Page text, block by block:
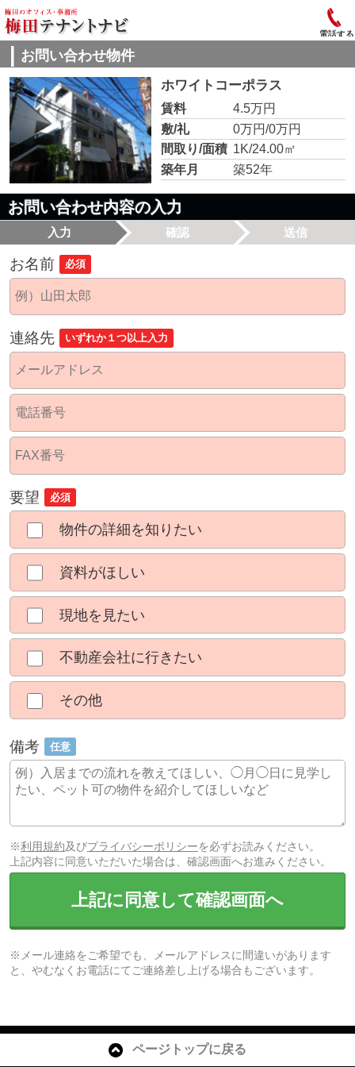
電話する
お問い合わせ物件
ホワイトコーポラス
賃料
4.5万円
敷/礼
0万円/0万円
間取り/面積 1K/24.00㎡
築年月
築52年
お問い合わせ内容の入力
入力 確認 送信
お名前 必須
連絡先 いずれか１つ以上入力
要望 必須
物件の詳細を知りたい
資料がほしい
現地を見たい
不動産会社に行きたい
その他
備考 任意
※利用規約及びプライバシーポリシーを必ずお読みください。
上記内容に同意いただいた場合は、確認画面へお進みください。
上記に同意して確認画面へ
※メール連絡をご希望でも、メールアドレスに間違いがあります
と、やむなくお電話にてご連絡差し上げる場合もございます。
ページトップに戻る